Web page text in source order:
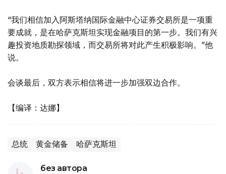
“我们相信加入阿斯塔纳国际金融中心证券交易所是一项重
要成就，是在哈萨克斯坦实现金融项目的第一步。我们有兴
趣投资地质勘探领域，而交易所将对此产生积极影响。”他
说。
会谈最后，双方表示相信将进一步加强双边合作。
【编译：达娜】
总统 黄金储备 哈萨克斯坦
без автора